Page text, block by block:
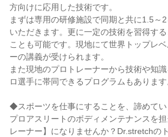
方向けに応用した技術です。
まずは専用の研修施設で同期と共に1.5～
いただきます。更に一定の技術を習得す
ことも可能です。現地にて世界トップレ
ーの講義が受けられます。
また現地のプロトレーナーから技術や知
ロ選手に帯同できるプログラムもあります
◆スポーツを仕事にすることを、諦めて
プロアスリートのボディメンテナンスを
レーナー】になりませんか？Dr.stretchの